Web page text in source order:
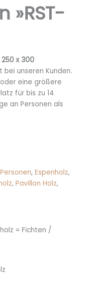
»RST-
250 x 300
unseren Kunden.
eine größere
für bis zu 14
an Personen als
, Espenholz,
, Pavillon Holz,
= Fichten /